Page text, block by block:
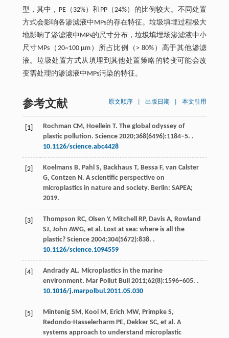
型，其中，PE（32%）和PP（24%）的比例较大。不同处置
方式会影响各渗滤液中MPs的存在特征。垃圾填埋过程极大
地影响了渗滤液中MPs的尺寸分布，垃圾填埋场渗滤液中小
尺寸MPs（20~100 μm）所占比例（> 80%）高于其他渗滤
液。垃圾处置方式从填埋到其他处置策略的转变可能会改
变需处理的渗滤液中MPs污染的特征。
参考文献 原文顺序 出版日期 本文引用
[1] Rochman CM, Hoellein T. The global odyssey of
plastic pollution. Science 2020;368(6496):1184‒5. .
10.1126/science.abc4428
[2] Koelmans B, Pahl S, Backhaus T, Bessa F, van Calster
G, Contzen N. A scientific perspective on
microplastics in nature and society. Berlin: SAPEA;
2019.
[3] Thompson RC, Olsen Y, Mitchell RP, Davis A, Rowland
SJ, John AWG, et al. Lost at sea: where is all the
plastic? Science 2004;304(5672):838. .
10.1126/science.1094559
[4] Andrady AL. Microplastics in the marine
environment. Mar Pollut Bull 2011;62(8):1596‒605. .
10.1016/j.marpolbul.2011.05.030
[5] Mintenig SM, Kooi M, Erich MW, Primpke S,
Redondo-Hasselerharm PE, Dekker SC, et al. A
systems approach to understand microplastic